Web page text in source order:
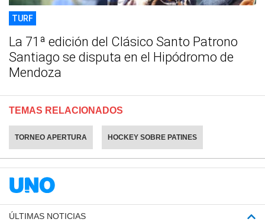
TURF
La 71ª edición del Clásico Santo Patrono
Santiago se disputa en el Hipódromo de
Mendoza
TEMAS RELACIONADOS
TORNEO APERTURA HOCKEY SOBRE PATINES
ÚLTIMAS NOTICIAS